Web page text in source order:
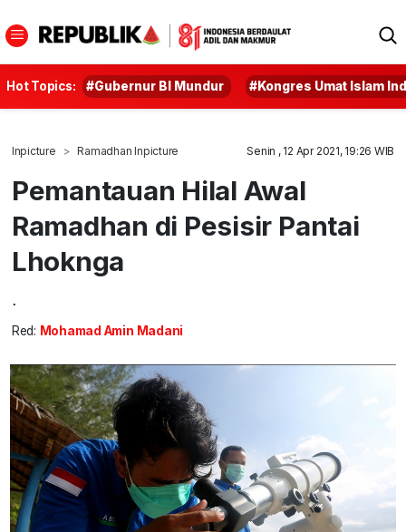
Hot Topics: #Gubernur BI Mundur #Kongres Umat Islam
Inpicture Ramadhan Inpicture Senin , 12 Apr 2021, 19:26 WIB
Pemantauan Hilal Awal
Ramadhan di Pesisir Pantai
Lhoknga
.
Red: Mohamad Amin Madani